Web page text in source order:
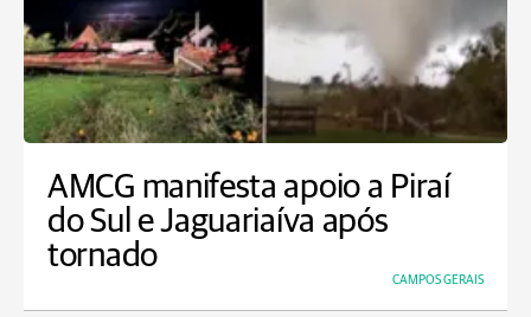
AMCG manifesta apoio a Piraí
do Sul e Jaguariaíva após
tornado
CAMPOS GERAIS